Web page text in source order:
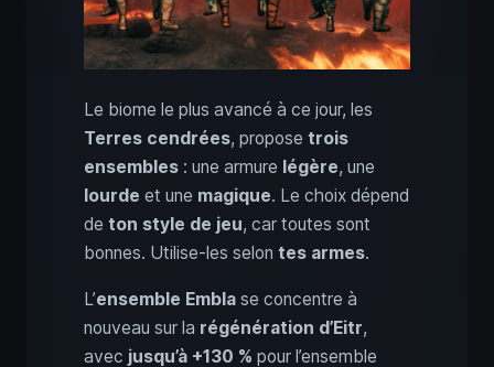
Le biome le plus avancé à ce jour, les
Terres cendrées, propose trois
ensembles : une armure légère, une
lourde et une magique. Le choix dépend
de ton style de jeu, car toutes sont
bonnes. Utilise-les selon tes armes.
L’ensemble Embla se concentre à
nouveau sur la régénération d’Eitr,
avec jusqu’à +130 % pour l’ensemble